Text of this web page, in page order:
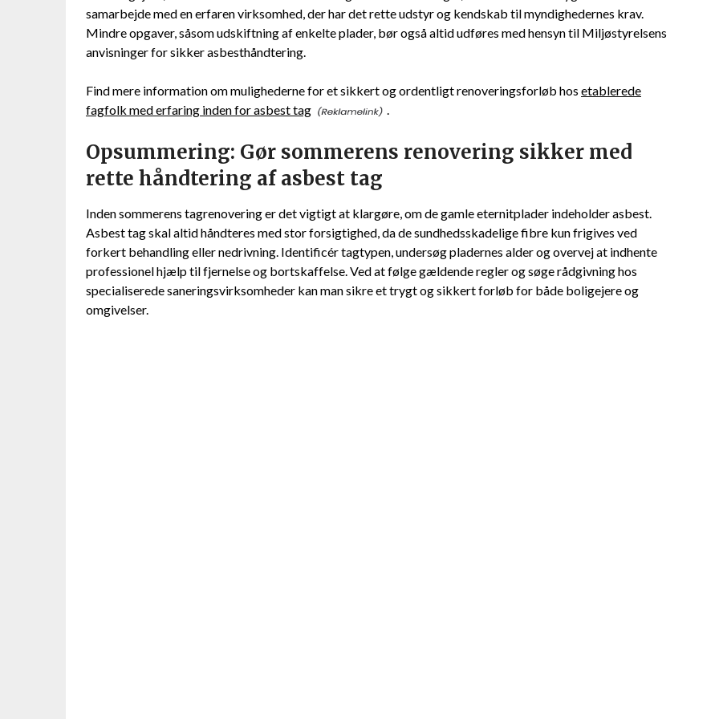
samarbejde med en erfaren virksomhed, der har det rette udstyr og kendskab til myndighedernes krav.
Mindre opgaver, såsom udskiftning af enkelte plader, bør også altid udføres med hensyn til Miljøstyrelsens
anvisninger for sikker asbesthåndtering.
Find mere information om mulighederne for et sikkert og ordentligt renoveringsforløb hos etablerede
fagfolk med erfaring inden for asbest tag
.
Opsummering: Gør sommerens renovering sikker med
rette håndtering af asbest tag
Inden sommerens tagrenovering er det vigtigt at klargøre, om de gamle eternitplader indeholder asbest.
Asbest tag skal altid håndteres med stor forsigtighed, da de sundhedsskadelige fibre kun frigives ved
forkert behandling eller nedrivning. Identificér tagtypen, undersøg pladernes alder og overvej at indhente
professionel hjælp til fjernelse og bortskaffelse. Ved at følge gældende regler og søge rådgivning hos
specialiserede saneringsvirksomheder kan man sikre et trygt og sikkert forløb for både boligejere og
omgivelser.